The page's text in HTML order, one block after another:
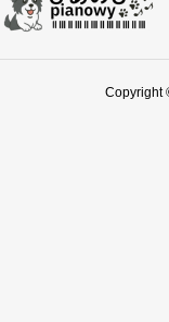
Copyright